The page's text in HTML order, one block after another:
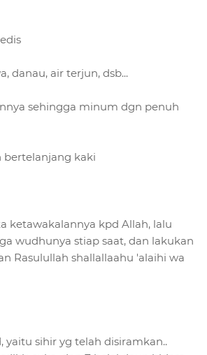
danau, air terjun, dsb...
sehingga minum dgn penuh
bertelanjang kaki
ketawakalannya kpd Allah, lalu
wudhunya stiap saat, dan lakukan
Rasulullah shallallaahu 'alaihi wa
sihir yg telah disiramkan..